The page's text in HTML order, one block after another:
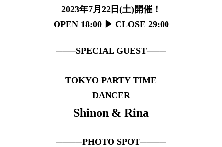
2023年7月22日(土)開催！
OPEN 18:00 ▶︎ CLOSE 29:00
───SPECIAL GUEST───
TOKYO PARTY TIME
DANCER
Shinon & Rina
────PHOTO SPOT────